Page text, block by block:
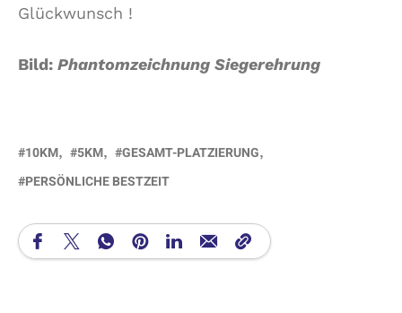
Glückwunsch !
Bild: Phantomzeichnung Siegerehrung
10KM 5KM
GESAMT-PLATZIERUNG
PERSÖNLICHE BESTZEIT